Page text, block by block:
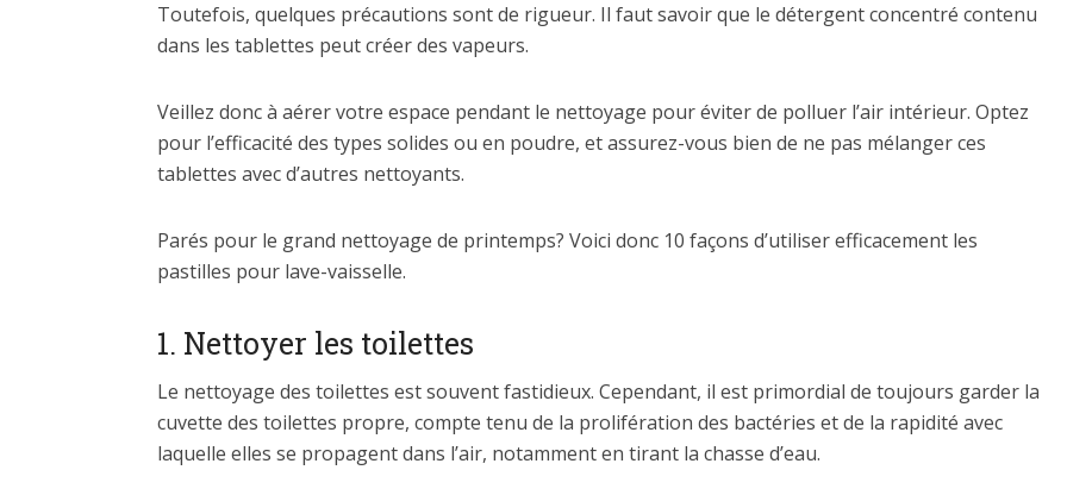
Toutefois, quelques précautions sont de rigueur. Il faut savoir que le détergent concentré contenu
dans les tablettes peut créer des vapeurs.
Veillez donc à aérer votre espace pendant le nettoyage pour éviter de polluer l’air intérieur. Optez
pour l’efficacité des types solides ou en poudre, et assurez-vous bien de ne pas mélanger ces
tablettes avec d’autres nettoyants.
Parés pour le grand nettoyage de printemps? Voici donc 10 façons d’utiliser efficacement les
pastilles pour lave-vaisselle.
1. Nettoyer les toilettes
Le nettoyage des toilettes est souvent fastidieux. Cependant, il est primordial de toujours garder la
cuvette des toilettes propre, compte tenu de la prolifération des bactéries et de la rapidité avec
laquelle elles se propagent dans l’air, notamment en tirant la chasse d’eau.